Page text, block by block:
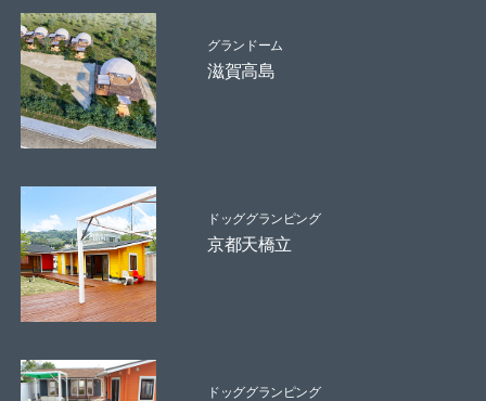
グランドーム
滋賀高島
ドッググランピング
京都天橋立
ドッググランピング